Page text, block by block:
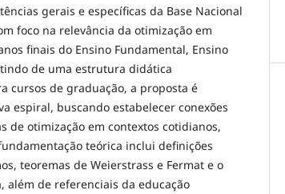
gerais e específicas da Base Nacional
foco na relevância da otimização em
finais do Ensino Fundamental, Ensino
de uma estrutura didática
cursos de graduação, a proposta é
espiral, buscando estabelecer conexões
de otimização em contextos cotidianos,
teórica inclui definições
teoremas de Weierstrass e Fermat e o
além de referenciais da educação